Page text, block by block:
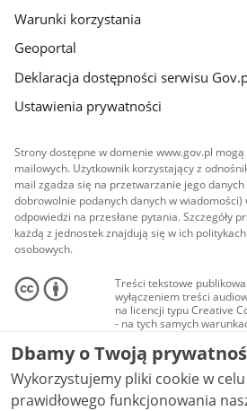
Warunki korzystania
Geoportal
Deklaracja dostępności serwisu
Ustawienia prywatności
Strony dostępne w domenie www.gov.pl
mailowych. Użytkownik korzystający z
mail zgadza się na przetwarzanie jego
dobrowolnie podanych danych w wiadomości)
odpowiedzi na przesłane pytania. Szczegóły
każdą z jednostek znajdują się w ich
osobowych.
Treści tekstowe
wyłączeniem treści
na licencji typu Creative
- na tych samych
Materiały audiowizualne,
audio i wideo, są
Creative Commons:
niekomercyjne - bez
NC-ND 4.0), o ile nie jest
Dbamy o Twoją
Wykorzystujemy pliki cookie w
prawidłowego funkcjonowania